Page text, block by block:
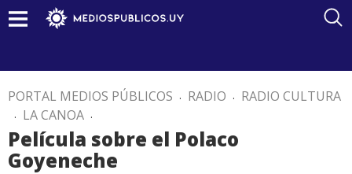
PORTAL MEDIOS PÚBLICOS . RADIO . RADIO CULTURA
. LA CANOA .
Película sobre el Polaco
Goyeneche